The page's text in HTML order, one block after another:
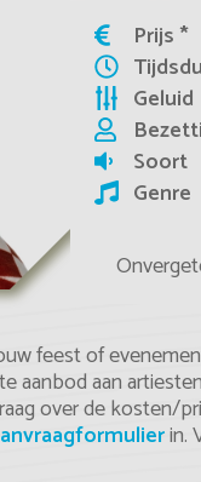
Prijs *
Geluid
Soort
Genre
feest of
aan
over de kosten/
in.